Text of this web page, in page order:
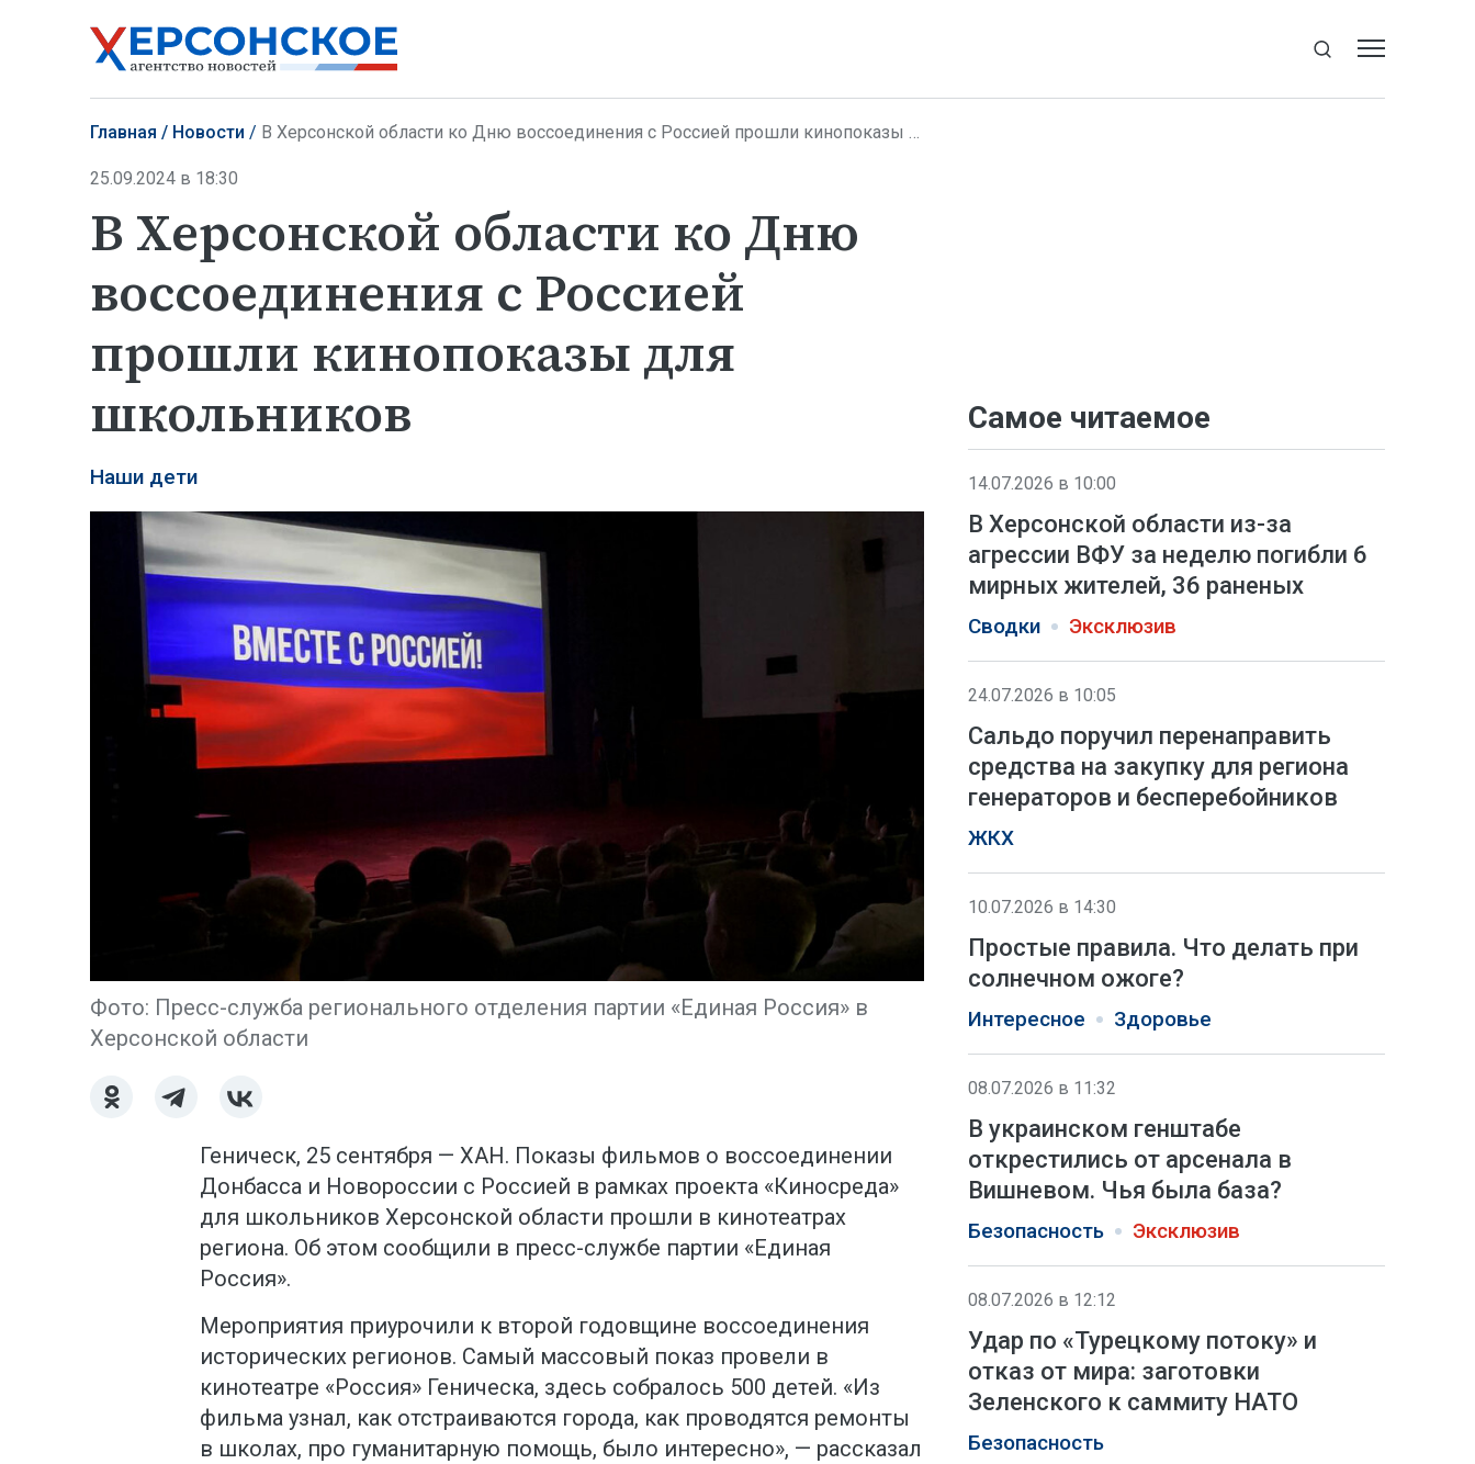
Главная Новости В Херсонской области ко Дню воссоединения с Россией прошли кинопоказы для школьников
25.09.2024 в 18:30
В Херсонской области ко Дню
воссоединения с Россией
прошли кинопоказы для
школьников
Наши дети
Фото: Пресс-служба регионального отделения партии «Единая Россия» в
Херсонской области
Геническ, 25 сентября — ХАН. Показы фильмов о воссоединении
Донбасса и Новороссии с Россией в рамках проекта «Киносреда»
для школьников Херсонской области прошли в кинотеатрах
региона. Об этом сообщили в пресс-службе партии «Единая
Россия».
Мероприятия приурочили к второй годовщине воссоединения
исторических регионов. Самый массовый показ провели в
кинотеатре «Россия» Геническа, здесь собралось 500 детей. «Из
фильма узнал, как отстраиваются города, как проводятся ремонты
в школах, про гуманитарную помощь, было интересно», — рассказал
Самое читаемое
14.07.2026 в 10:00
В Херсонской области из-за
агрессии ВФУ за неделю погибли 6
мирных жителей, 36 раненых
Сводки Эксклюзив
24.07.2026 в 10:05
Сальдо поручил перенаправить
средства на закупку для региона
генераторов и бесперебойников
ЖКХ
10.07.2026 в 14:30
Простые правила. Что делать при
солнечном ожоге?
Интересное Здоровье
08.07.2026 в 11:32
В украинском генштабе
открестились от арсенала в
Вишневом. Чья была база?
Безопасность Эксклюзив
08.07.2026 в 12:12
Удар по «Турецкому потоку» и
отказ от мира: заготовки
Зеленского к саммиту НАТО
Безопасность